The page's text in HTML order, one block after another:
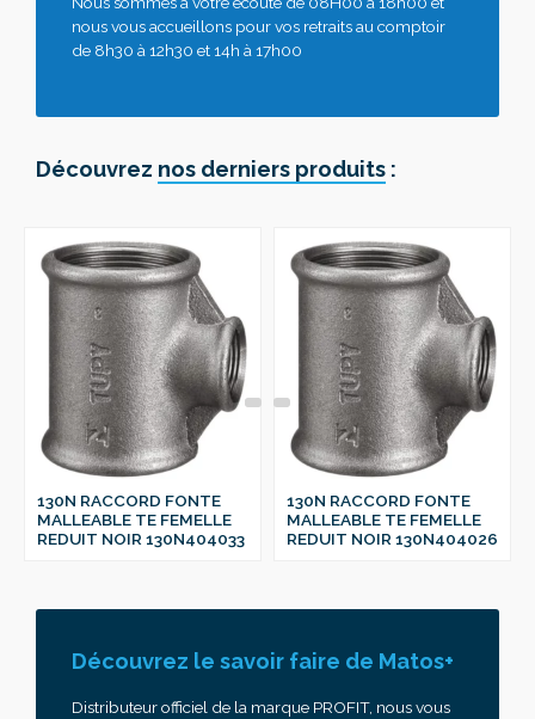
nous vous accueillons pour vos retraits au comptoir
de 8h30 à 12h30 et 14h à 17h00
Découvrez nos derniers produits :
130N RACCORD FONTE
MALLEABLE TE FEMELLE
REDUIT NOIR 130N404033
130N RACCORD FONTE
MALLEABLE TE FEMELLE
REDUIT NOIR 130N404026
Découvrez le savoir faire de Matos+
Distributeur officiel de la marque PROFIT, nous vous